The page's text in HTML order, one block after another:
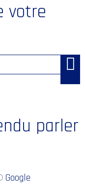
votre
parler
Google